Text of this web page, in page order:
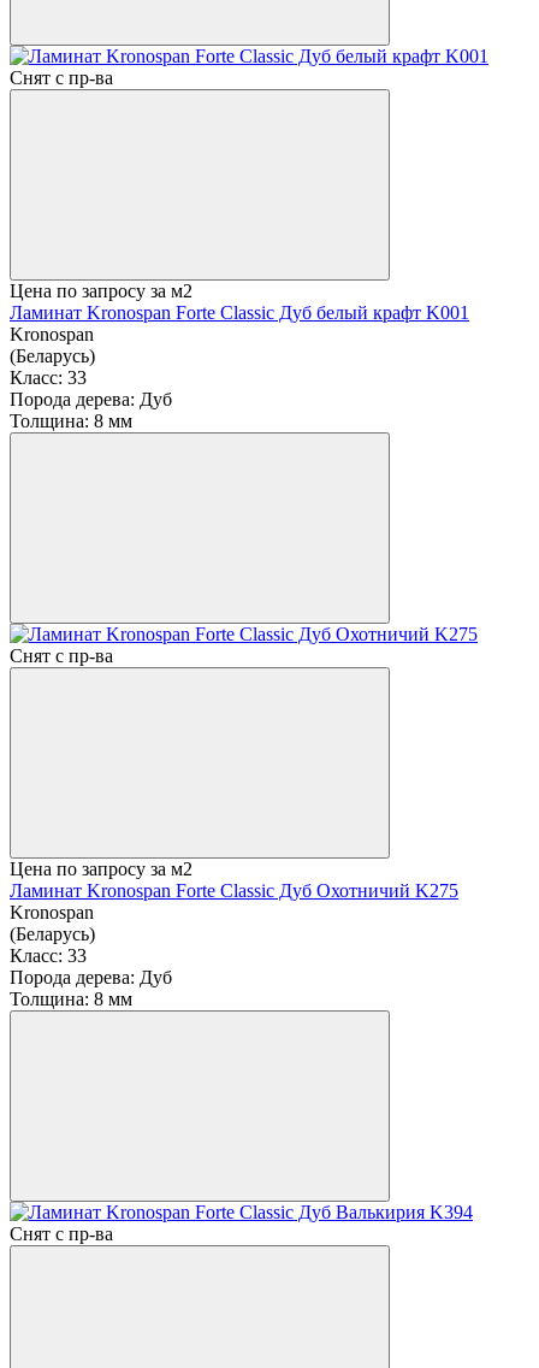
Снят с пр-ва
Цена по запросу за м2
Ламинат Kronospan Forte Classic Дуб белый крафт K001
Kronospan
(Беларусь)
Класс: 33
Порода дерева: Дуб
Толщина: 8 мм
Снят с пр-ва
Цена по запросу за м2
Ламинат Kronospan Forte Classic Дуб Охотничий K275
Kronospan
(Беларусь)
Класс: 33
Порода дерева: Дуб
Толщина: 8 мм
Снят с пр-ва